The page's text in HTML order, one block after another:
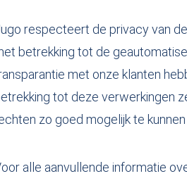
respecteert de privacy van
betrekking tot de
met onze klanten
tot deze verwerkingen
zo goed mogelijk te kunnen
alle aanvullende informatie